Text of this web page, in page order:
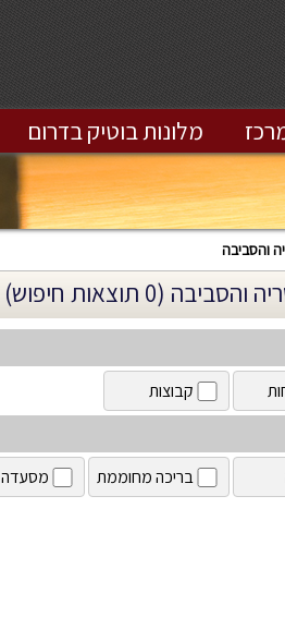
מלונות בוטיק בדרום
והסביבה
(0 תוצאות חיפוש)
קבוצות
בריכה מחוממת מסעדה